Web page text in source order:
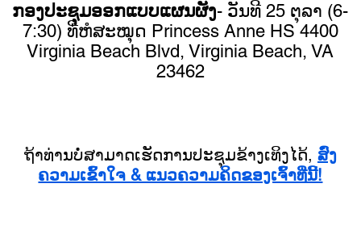
ກອງປະຊຸມອອກແບບແຜນຜັງ- ວັນທີ 25 ຕຸລາ (6-
7:30) ທີ່ຫໍສະໝຸດ Princess Anne HS 4400
Virginia Beach Blvd, Virginia Beach, VA
23462
ຖ້າທ່ານບໍ່ສາມາດເຮັດການປະຊຸມຂ້າງເທິງໄດ້, ສົ່ງ
ຄວາມເຂົ້າໃຈ & ແນວຄວາມຄິດຂອງເຈົ້າທີ່ນີ້!